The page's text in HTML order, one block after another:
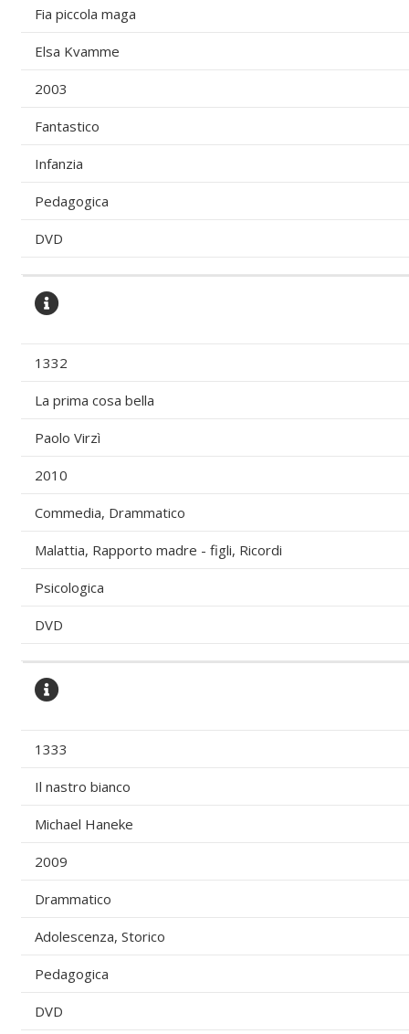
Fia piccola maga
Elsa Kvamme
2003
Fantastico
Infanzia
Pedagogica
DVD
1332
La prima cosa bella
Paolo Virzì
2010
Commedia, Drammatico
Malattia, Rapporto madre - figli, Ricordi
Psicologica
DVD
1333
Il nastro bianco
Michael Haneke
2009
Drammatico
Adolescenza, Storico
Pedagogica
DVD